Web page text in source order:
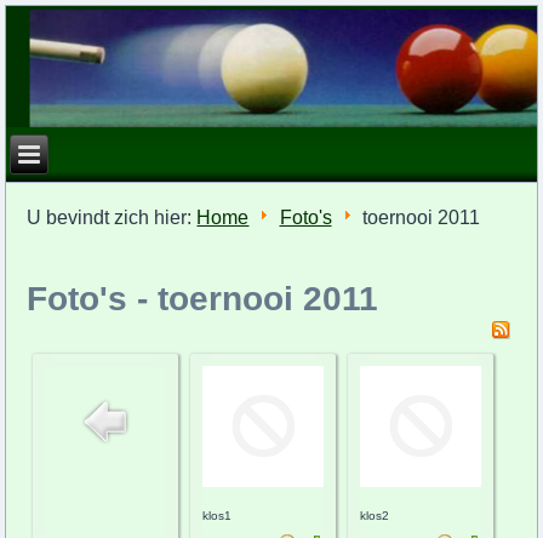
U bevindt zich hier: Home Foto's toernooi 2011
Foto's - toernooi 2011
klos1 klos2